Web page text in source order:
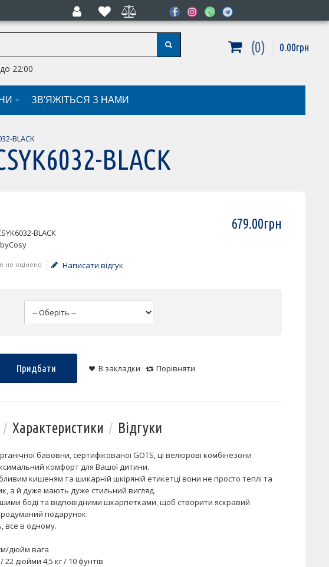
22:00
0 0.00грн
ЗВ'ЯЖІТЬСЯ З НАМИ
BLACK
BLACK
BLACK
679.00грн
не оцінено Написати відгук
Придбати В закладки Порівняти
Характеристики Відгуки
бавовни, сертифікованої GOTS, ці велюрові комбінезони
комфорт для Вашої дитини.
кишеням та шикарній шкіряній етикетці вони не просто теплі та
а й дуже мають дуже стильний вигляд.
боді та відповідними шкарпетками, щоб створити яскравий
подарунок.
все в одному.
дюйм вага
22 дюйми 4,5 кг / 10 фунтів